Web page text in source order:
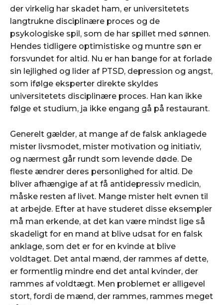
der virkelig har skadet ham, er universitetets
langtrukne disciplinære proces og de
psykologiske spil, som de har spillet med sønnen.
Hendes tidligere optimistiske og muntre søn er
forsvundet for altid. Nu er han bange for at forlade
sin lejlighed og lider af PTSD, depression og angst,
som ifølge eksperter direkte skyldes
universitetets disciplinære proces. Han kan ikke
følge et studium, ja ikke engang gå på restaurant.
Generelt gælder, at mange af de falsk anklagede
mister livsmodet, mister motivation og initiativ,
og nærmest går rundt som levende døde. De
fleste ændrer deres personlighed for altid. De
bliver afhængige af at få antidepressiv medicin,
måske resten af livet. Mange mister helt evnen til
at arbejde. Efter at have studeret disse eksempler
må man erkende, at det kan være mindst lige så
skadeligt for en mand at blive udsat for en falsk
anklage, som det er for en kvinde at blive
voldtaget. Det antal mænd, der rammes af dette,
er formentlig mindre end det antal kvinder, der
rammes af voldtægt. Men problemet er alligevel
stort, fordi de mænd, der rammes, rammes meget